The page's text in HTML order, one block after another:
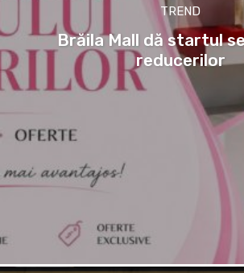
TREND
Brăila Mall dă startul
reducerilor